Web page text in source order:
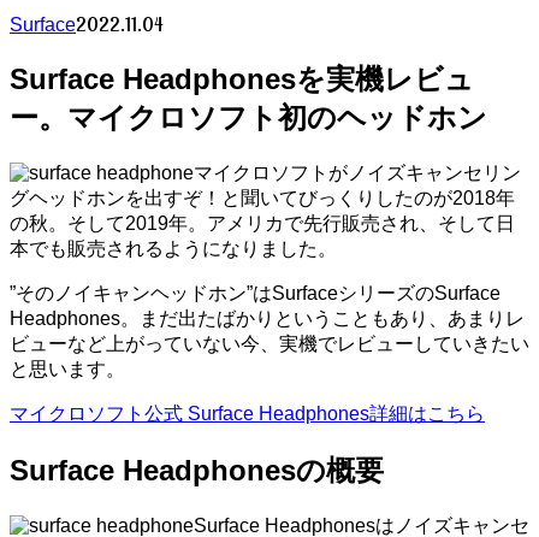
Surface2022.11.04
Surface Headphonesを実機レビュ
ー。マイクロソフト初のヘッドホン
マイクロソフトがノイズキャンセリン
グヘッドホンを出すぞ！と聞いてびっくりしたのが2018年
の秋。そして2019年。アメリカで先行販売され、そして日
本でも販売されるようになりました。
”そのノイキャンヘッドホン”はSurfaceシリーズのSurface
Headphones。まだ出たばかりということもあり、あまりレ
ビューなど上がっていない今、実機でレビューしていきたい
と思います。
マイクロソフト公式 Surface Headphones詳細はこちら
Surface Headphonesの概要
Surface Headphonesはノイズキャンセ